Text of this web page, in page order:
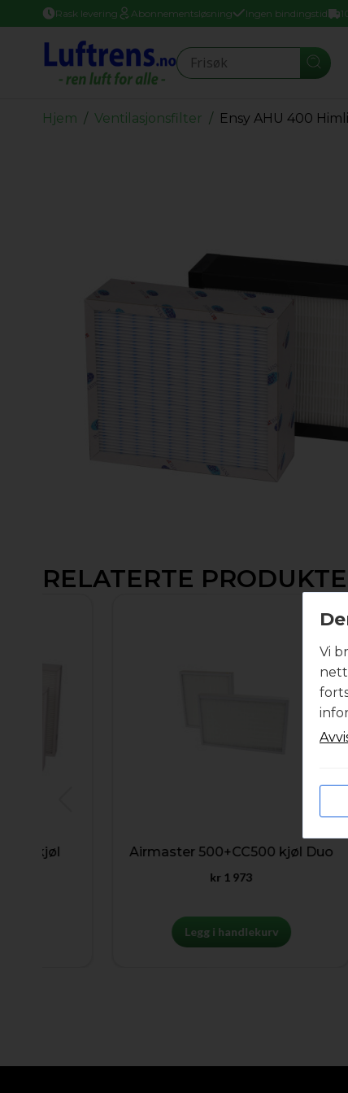
Rask levering Abonnementsløsning Ingen bindingstid
Seearch
Hjem Ventilasjonsfilter Ensy AHU 400
RELATERTE
Airmaster 500+CC500 kjøl Duo
1 973
Legg i handlekurv
Vi